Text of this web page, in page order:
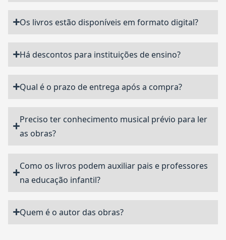
Os livros estão disponíveis em formato digital?
Há descontos para instituições de ensino?
Qual é o prazo de entrega após a compra?
Preciso ter conhecimento musical prévio para ler
as obras?
Como os livros podem auxiliar pais e professores
na educação infantil?
Quem é o autor das obras?